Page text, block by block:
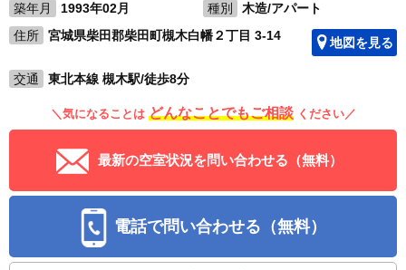
築年月
1993年02月 種別
木造/アパート
住所
宮城県柴田郡柴田町槻木白幡２丁目 3-14 地図を見る
交通 東北本線 槻木駅/徒歩8分
＼気になることは どんなことでもご相談 ください／
最新の空室状況を問い合わせる（無料）
電話で問い合わせる（無料）